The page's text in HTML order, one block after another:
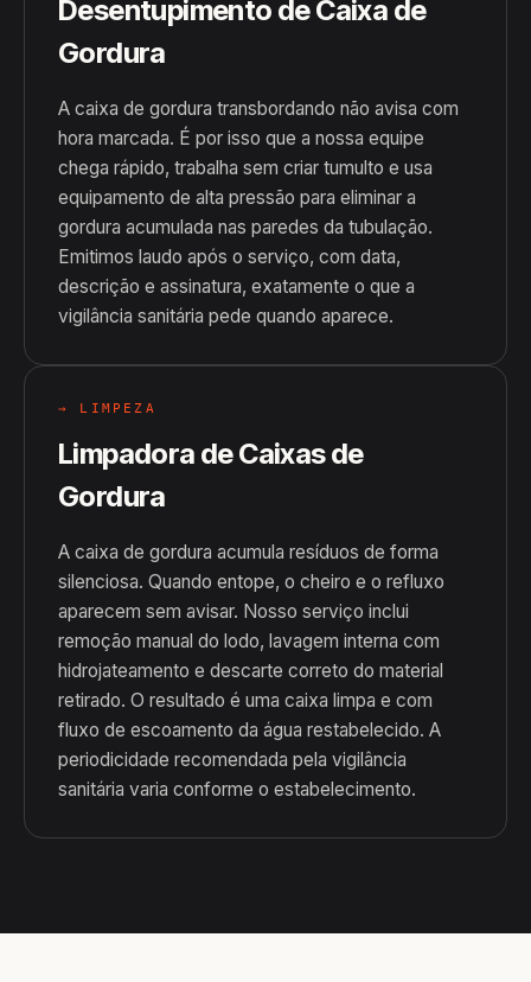
Desentupimento de Caixa de
Gordura
A caixa de gordura transbordando não avisa com
hora marcada. É por isso que a nossa equipe
chega rápido, trabalha sem criar tumulto e usa
equipamento de alta pressão para eliminar a
gordura acumulada nas paredes da tubulação.
Emitimos laudo após o serviço, com data,
descrição e assinatura, exatamente o que a
vigilância sanitária pede quando aparece.
→ LIMPEZA
Limpadora de Caixas de
Gordura
A caixa de gordura acumula resíduos de forma
silenciosa. Quando entope, o cheiro e o refluxo
aparecem sem avisar. Nosso serviço inclui
remoção manual do lodo, lavagem interna com
hidrojateamento e descarte correto do material
retirado. O resultado é uma caixa limpa e com
fluxo de escoamento da água restabelecido. A
periodicidade recomendada pela vigilância
sanitária varia conforme o estabelecimento.